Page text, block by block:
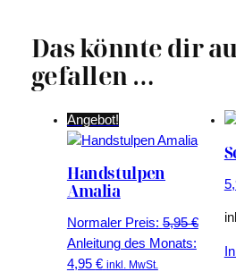
Das könnte dir
gefallen …
Angebot!
Handstulpen
Amalia
Normaler Preis: 5,95€
Anleitung des Monats:
4,95 €Aktueller
inkl. MwSt.